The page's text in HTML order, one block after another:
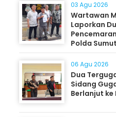
03 Agu 2026
Wartawan
Laporkan
Polda Sumut
06 Agu 2026
Dua
Sidang
Berlanjut